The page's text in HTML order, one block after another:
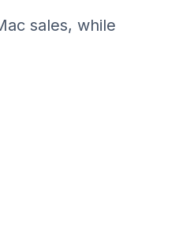
sales, while